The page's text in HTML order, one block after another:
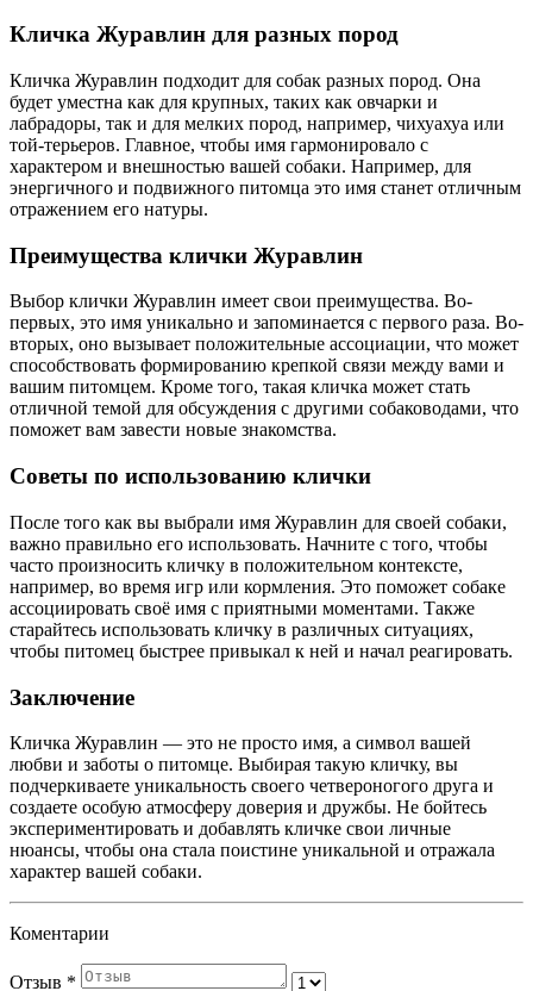
Кличка Журавлин для разных пород
Кличка Журавлин подходит для собак разных пород. Она
будет уместна как для крупных, таких как овчарки и
лабрадоры, так и для мелких пород, например, чихуахуа или
той-терьеров. Главное, чтобы имя гармонировало с
характером и внешностью вашей собаки. Например, для
энергичного и подвижного питомца это имя станет отличным
отражением его натуры.
Преимущества клички Журавлин
Выбор клички Журавлин имеет свои преимущества. Во-
первых, это имя уникально и запоминается с первого раза. Во-
вторых, оно вызывает положительные ассоциации, что может
способствовать формированию крепкой связи между вами и
вашим питомцем. Кроме того, такая кличка может стать
отличной темой для обсуждения с другими собаководами, что
поможет вам завести новые знакомства.
Советы по использованию клички
После того как вы выбрали имя Журавлин для своей собаки,
важно правильно его использовать. Начните с того, чтобы
часто произносить кличку в положительном контексте,
например, во время игр или кормления. Это поможет собаке
ассоциировать своё имя с приятными моментами. Также
старайтесь использовать кличку в различных ситуациях,
чтобы питомец быстрее привыкал к ней и начал реагировать.
Заключение
Кличка Журавлин — это не просто имя, а символ вашей
любви и заботы о питомце. Выбирая такую кличку, вы
подчеркиваете уникальность своего четвероногого друга и
создаете особую атмосферу доверия и дружбы. Не бойтесь
экспериментировать и добавлять кличке свои личные
нюансы, чтобы она стала поистине уникальной и отражала
характер вашей собаки.
Коментарии
Отзыв *